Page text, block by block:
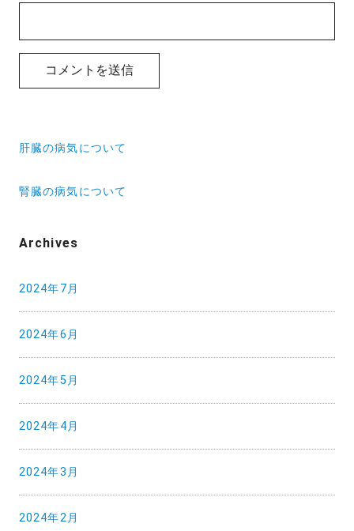
投
ナ
ゲ
シ
肝臓の病気について
腎臓の病気について
Archives
2024年7月
2024年6月
2024年5月
2024年4月
2024年3月
2024年2月